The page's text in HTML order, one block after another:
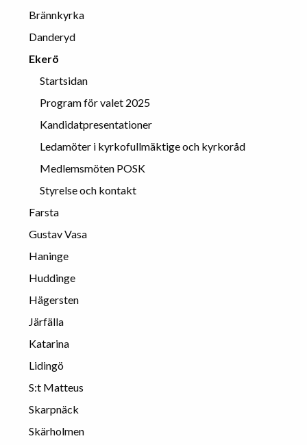
Brännkyrka
Danderyd
Ekerö
Startsidan
Program för valet 2025
Kandidatpresentationer
Ledamöter i kyrkofullmäktige och kyrkoråd
Medlemsmöten POSK
Styrelse och kontakt
Farsta
Gustav Vasa
Haninge
Huddinge
Hägersten
Järfälla
Katarina
Lidingö
S:t Matteus
Skarpnäck
Skärholmen